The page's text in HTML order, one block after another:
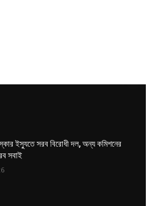
ইস্যুতে সরব বিরোধী দল, অন্য কমিশনের
সবাই